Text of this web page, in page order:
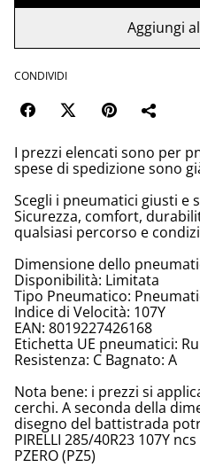
Aggiungi
CONDIVIDI
I prezzi elencati sono per
spese di spedizione sono
Scegli i pneumatici giusti e
Sicurezza, comfort,
qualsiasi percorso e
Dimensione dello
Disponibilità: Limitata
Tipo Pneumatico:
Indice di Velocità: 107Y
EAN: 8019227426168
Etichetta UE pneumatici:
Resistenza: C Bagnato: A
Nota bene: i prezzi si
cerchi. A seconda della
disegno del battistrada
PIRELLI 285/40R23 107Y
PZERO (PZ5)